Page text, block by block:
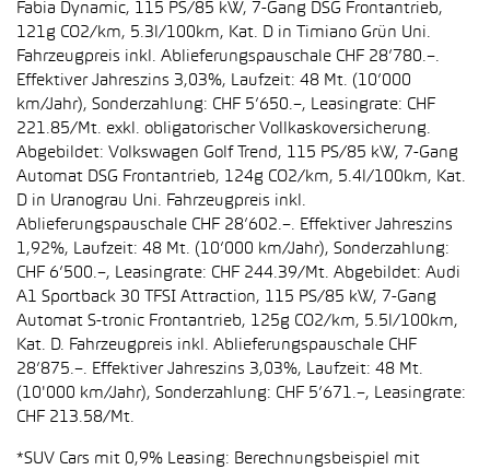
Fabia Dynamic, 115 PS/85 kW, 7-Gang DSG Frontantrieb,
121g CO2/km, 5.3l/100km, Kat. D in Timiano Grün Uni.
Fahrzeugpreis inkl. Ablieferungspauschale CHF 28’780.–.
Effektiver Jahreszins 3,03%, Laufzeit: 48 Mt. (10’000
km/Jahr), Sonderzahlung: CHF 5’650.–, Leasingrate: CHF
221.85/Mt. exkl. obligatorischer Vollkaskoversicherung.
Abgebildet: Volkswagen Golf Trend, 115 PS/85 kW, 7-Gang
Automat DSG Frontantrieb, 124g CO2/km, 5.4l/100km, Kat.
D in Uranograu Uni. Fahrzeugpreis inkl.
Ablieferungspauschale CHF 28’602.–. Effektiver Jahreszins
1,92%, Laufzeit: 48 Mt. (10’000 km/Jahr), Sonderzahlung:
CHF 6’500.–, Leasingrate: CHF 244.39/Mt. Abgebildet: Audi
A1 Sportback 30 TFSI Attraction, 115 PS/85 kW, 7-Gang
Automat S-tronic Frontantrieb, 125g CO2/km, 5.5l/100km,
Kat. D. Fahrzeugpreis inkl. Ablieferungspauschale CHF
28’875.–. Effektiver Jahreszins 3,03%, Laufzeit: 48 Mt.
(10'000 km/Jahr), Sonderzahlung: CHF 5’671.–, Leasingrate:
CHF 213.58/Mt.
*SUV Cars mit 0,9% Leasing: Berechnungsbeispiel mit